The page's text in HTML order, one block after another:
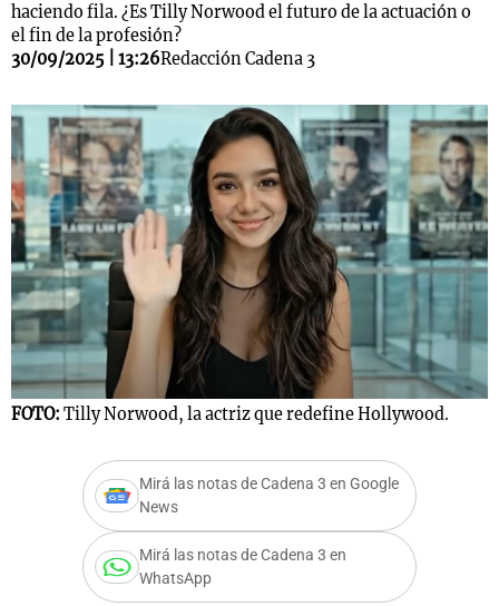
haciendo fila. ¿Es Tilly Norwood el futuro de la actuación o
el fin de la profesión?
30/09/2025 | 13:26Redacción Cadena 3
FOTO: Tilly Norwood, la actriz que redefine Hollywood.
Mirá las notas de Cadena 3 en Google
News
Mirá las notas de Cadena 3 en
WhatsApp
Notas
Mundial 2026
Cadena 3